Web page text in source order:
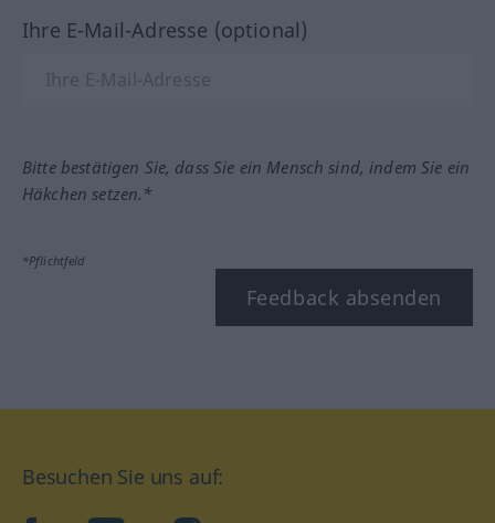
Ihre E-Mail-Adresse (optional)
Bitte bestätigen Sie, dass Sie ein Mensch sind, indem Sie ein
Häkchen setzen.*
*Pflichtfeld
Feedback absenden
Besuchen Sie uns auf: